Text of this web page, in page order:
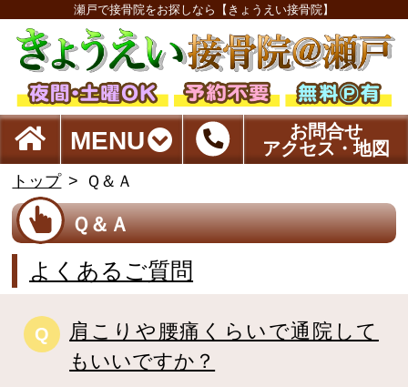
瀬戸で接骨院をお探しなら【きょうえい接骨院】
MENU
お問合せ
アクセス・地図
トップ Ｑ＆Ａ
Ｑ＆Ａ
よくあるご質問
Q
肩こりや腰痛くらいで通院して
もいいですか？